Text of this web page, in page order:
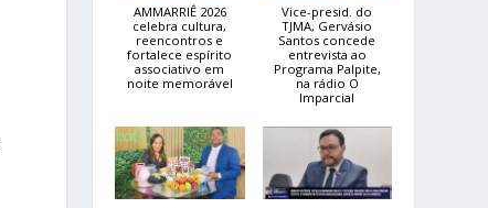
AMMARRIÊ 2026
celebra cultura,
reencontros e
fortalece espírito
associativo em
noite memorável
Vice-presid. do
TJMA, Gervásio
Santos concede
entrevista ao
Programa Palpite,
na rádio O
Imparcial